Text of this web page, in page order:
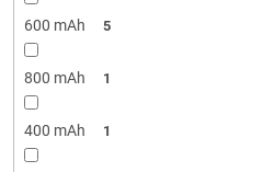
600 mAh 5
800 mAh 1
400 mAh 1